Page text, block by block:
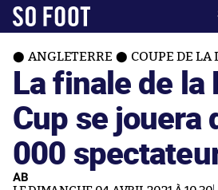
ANGLETERRE COUPE DE LA
La finale de la
Cup se jouera
000
AB